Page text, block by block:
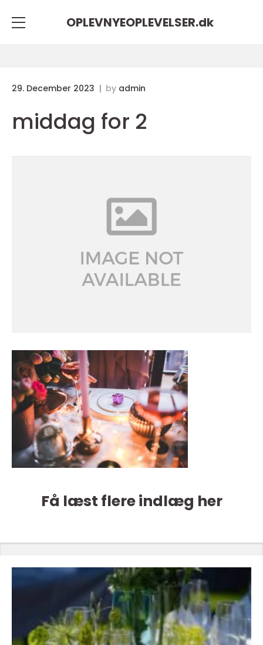
OPLEVNYEOPLEVELSER.dk
29. December 2023 by admin
middag for 2
Få læst flere indlæg her